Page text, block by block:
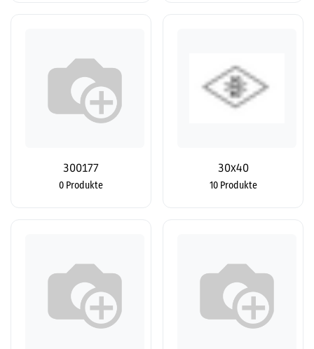
300177
0 Produkte
30x40
10 Produkte